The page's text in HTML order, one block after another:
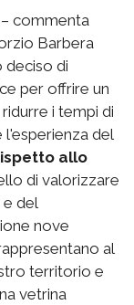
commenta
Barbera
deciso di
per offrire un
i tempi di
del
allo
di valorizzare
del
nove
al
territorio e
vetrina